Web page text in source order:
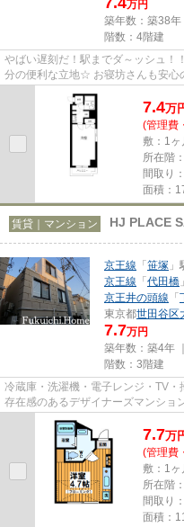
万円
築年数：築38年
階数：4階建
やばい遅刻だ！駅までダ～ッシュ！
分の便利な立地☆ お寝坊さんも安心
使えるので通勤やお出かけは...
7.4万
(管理費
敷：1ヶ
所在階
間取り
面積：
賃貸｜マンション HJ PLACE
京王線 「笹塚
京王線 「代田橋
京王井の頭線 「
東京都世田谷区
7.7万円
築年数：築4年
階数：3階建
冷蔵庫・洗濯機・電子レンジ・TV
存在感のあるデザイナーズマンショ
費用も抑えられます♪
7.7万
(管理費
敷：1ヶ
所在階
間取り
面積：